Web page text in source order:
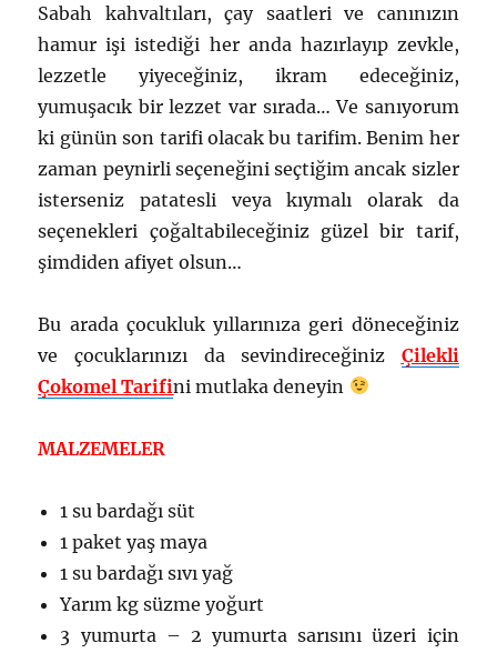
Sabah kahvaltıları, çay saatleri ve canınızın
hamur işi istediği her anda hazırlayıp zevkle,
lezzetle yiyeceğiniz, ikram edeceğiniz,
yumuşacık bir lezzet var sırada… Ve sanıyorum
ki günün son tarifi olacak bu tarifim. Benim her
zaman peynirli seçeneğini seçtiğim ancak sizler
isterseniz patatesli veya kıymalı olarak da
seçenekleri çoğaltabileceğiniz güzel bir tarif,
şimdiden afiyet olsun…
Bu arada çocukluk yıllarınıza geri döneceğiniz
ve çocuklarınızı da sevindireceğiniz Çilekli
Çokomel Tarifini mutlaka deneyin
MALZEMELER
1 su bardağı süt
1 paket yaş maya
1 su bardağı sıvı yağ
Yarım kg süzme yoğurt
3 yumurta – 2 yumurta sarısını üzeri için